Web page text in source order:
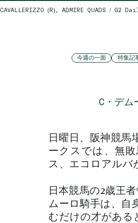
CAVALLERIZZO (R), ADMIRE QUADS /
今週の一面 特集記
C・デム
日曜日、阪神競馬
ークスでは、無
ス、エコロアルバ
日本競馬の2歳王
ムーロ騎手は、自
むだけの才がある